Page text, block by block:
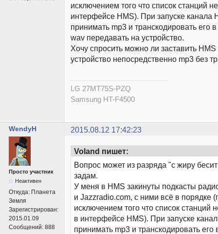
исключением того что список станций
интерфейсе HMS). При запуске канала
принимать mp3 и транскодировать его
wav передавать на устройство.
Хочу спросить можно ли заставить HMS
устройство непосредственно mp3 без
LG 27MT75S-PZQ
Samsung HT-F4500
WendyH 2015.08.12 17:42:23
Просто участник
Неактивен
Откуда: Планета
Земля
Зарегистрирован:
2015.01.09
Сообщений: 888
Voland пишет:
Вопрос может из разряда "с жиру
задам.
У меня в HMS закинуты подкасты
и Jazzradio.com, с ними всё в порядке
исключением того что список станций
в интерфейсе HMS). При запуске
принимать mp3 и транскодировать его